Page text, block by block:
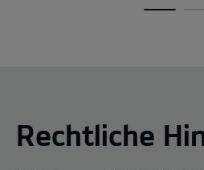
Rechtliche